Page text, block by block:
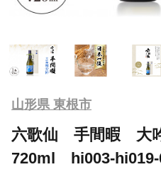
山形県 東根市
六歌仙 手間暇 大
720ml hi003-hi019-